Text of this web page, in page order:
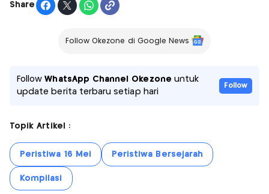
Share
Follow Okezone di Google News
FollowWhatsApp Channel Okezone untuk
update berita terbaru setiap hari
Follow
Topik Artikel :
Peristiwa 16 Mei Peristiwa Bersejarah
Kompilasi